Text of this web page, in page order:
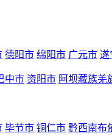
德阳市 绵阳市 广元市 遂
中市 资阳市 阿坝藏族羌
毕节市 铜仁市 黔西南布